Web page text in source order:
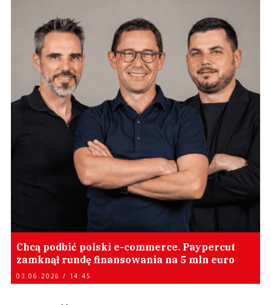
Chcą podbić polski e-commerce. Paypercut
zamknął rundę finansowania na 5 mln euro
03.06.2026 / 14:45